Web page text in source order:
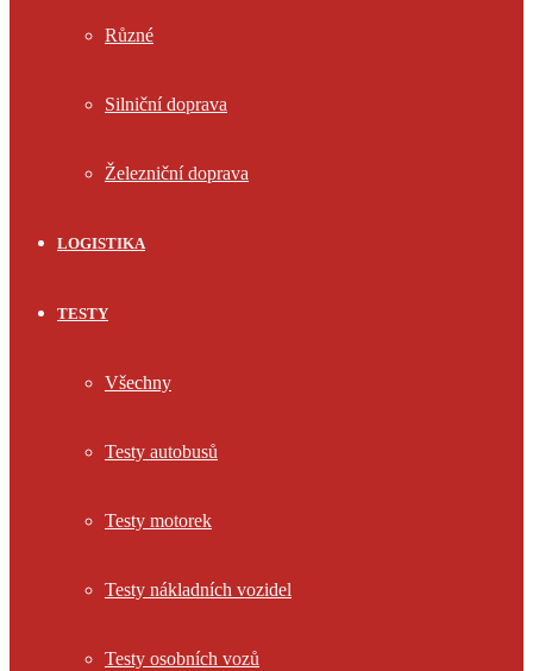
Různé
Silniční doprava
Železniční doprava
LOGISTIKA
TESTY
Všechny
Testy autobusů
Testy motorek
Testy nákladních vozidel
Testy osobních vozů